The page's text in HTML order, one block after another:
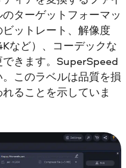
ターゲットフォーマッ
ットレート、解像度
など）、コーデックな
きます。SuperSpeed
このラベルは品質を損
ることを示していま